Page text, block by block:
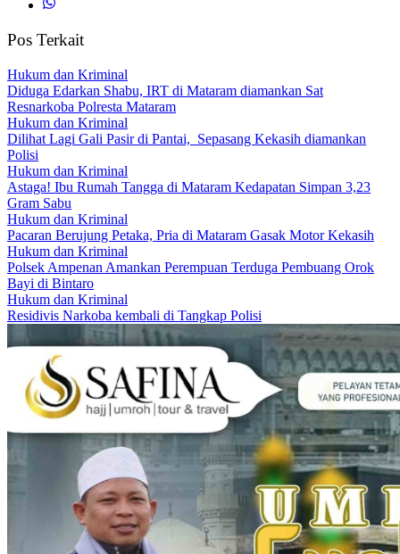
Pos Terkait
Hukum dan Kriminal
Diduga Edarkan Shabu, IRT di Mataram diamankan Sat
Resnarkoba Polresta Mataram
Hukum dan Kriminal
Dilihat Lagi Gali Pasir di Pantai, Sepasang Kekasih diamankan
Polisi
Hukum dan Kriminal
Astaga! Ibu Rumah Tangga di Mataram Kedapatan Simpan 3,23
Gram Sabu
Hukum dan Kriminal
Pacaran Berujung Petaka, Pria di Mataram Gasak Motor Kekasih
Hukum dan Kriminal
Polsek Ampenan Amankan Perempuan Terduga Pembuang Orok
Bayi di Bintaro
Hukum dan Kriminal
Residivis Narkoba kembali di Tangkap Polisi